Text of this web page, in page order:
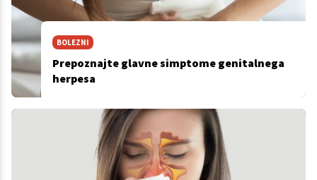
BOLEZNI
Prepoznajte glavne simptome genitalnega
herpesa